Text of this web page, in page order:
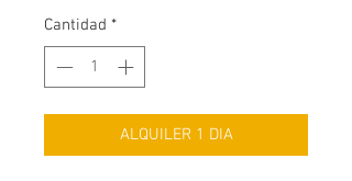
Cantidad *
ALQUILER 1 DIA